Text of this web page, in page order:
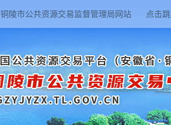
铜陵市公共资源交易监督管理局网站 点击